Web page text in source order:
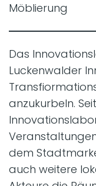
Möblierung
Das
Luckenwalder
anzukurbeln.
dem
auch weitere